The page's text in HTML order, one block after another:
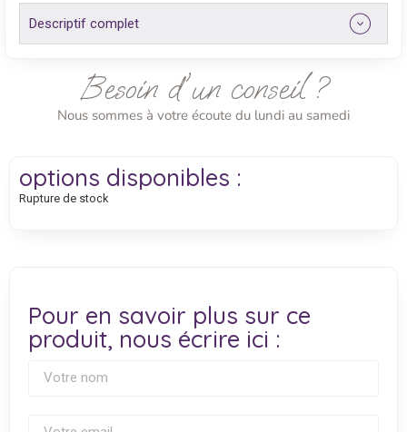
Descriptif complet
Besoin d'un conseil ?
Nous sommes à votre écoute du lundi au samedi
options disponibles :
Rupture de stock
Pour en savoir plus sur ce
produit, nous écrire ici :